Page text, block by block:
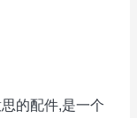
的配件,是一个